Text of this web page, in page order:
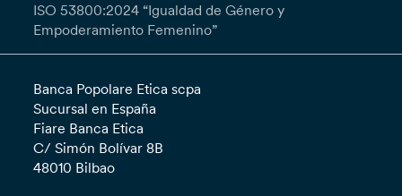
ISO 53800:2024 “Igualdad de Género y
Empoderamiento Femenino”
Banca Popolare Etica scpa
Sucursal en España
Fiare Banca Etica
C/ Simón Bolívar 8B
48010 Bilbao